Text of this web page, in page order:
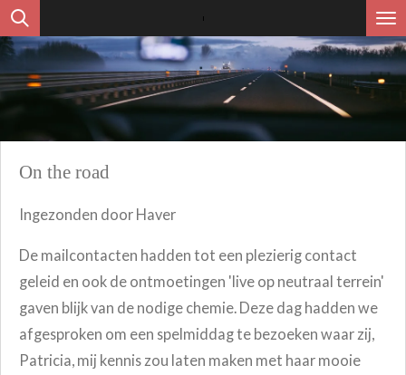
Ga
direct
naar
On the road
Ingezonden door Haver
De mailcontacten hadden tot een plezierig contact
geleid en ook de ontmoetingen 'live op neutraal terrein'
gaven blijk van de nodige chemie. Deze dag hadden we
afgesproken om een spelmiddag te bezoeken waar zij,
Patricia, mij kennis zou laten maken met haar mooie